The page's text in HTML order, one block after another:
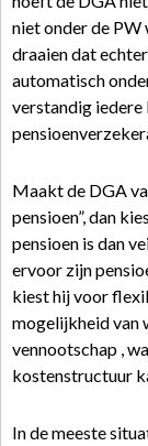
niet onder de PW
draaien dat
automatisch
verstandig iedere
Maakt de DGA
pensioen”, dan
pensioen is dan
ervoor zijn
kiest hij voor
mogelijkheid van
vennootschap ,
kostenstructuur
In de meeste